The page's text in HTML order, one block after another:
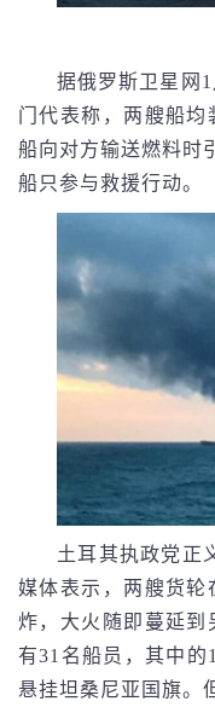
据俄罗斯卫星网
门代表称，两艘船均
船向对方输送燃料时
船只参与救援行动。
土耳其执政党正
媒体表示，两艘货轮
炸，大火随即蔓延到
有31名船员，其中
悬挂坦桑尼亚国旗。